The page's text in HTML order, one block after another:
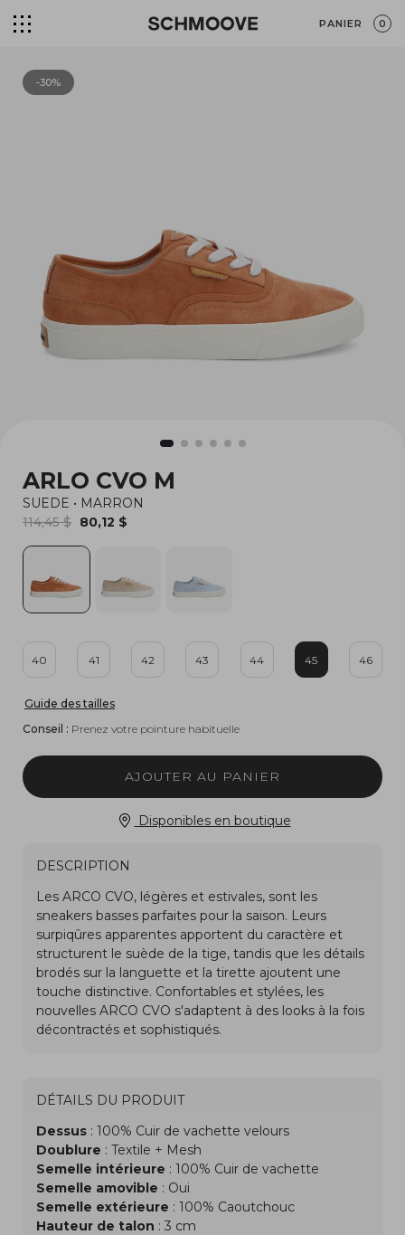
PANIER 0
-30%
ARLO CVO M
SUEDE • MARRON
114,45 $ 80,12 $
40 41 42 43 44 45 46
Guide des tailles
Conseil : Prenez votre pointure habituelle
AJOUTER AU PANIER
Disponibles en boutique
DESCRIPTION
DÉTAILS DU PRODUIT
Dessus : 100% Cuir de vachette velours
Doublure : Textile + Mesh
Semelle intérieure : 100% Cuir de vachette
Semelle amovible : Oui
Semelle extérieure : 100% Caoutchouc
Hauteur de talon : 3 cm